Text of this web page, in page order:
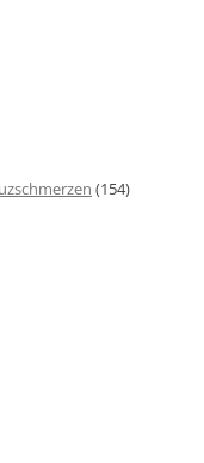
(154)